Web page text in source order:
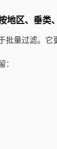
地区、垂类
量过滤。它